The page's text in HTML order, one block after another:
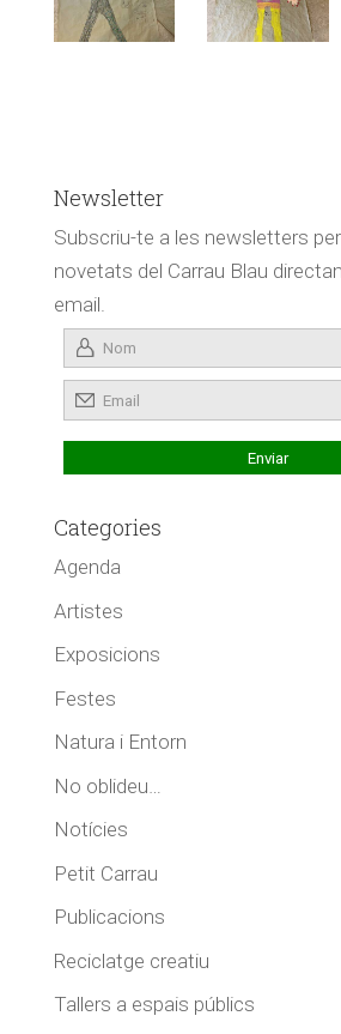
Newsletter
Subscriu-te a les newsletters
novetats del Carrau Blau
email.
Categories
Agenda
Artistes
Exposicions
Festes
Natura i Entorn
No oblideu…
Notícies
Petit Carrau
Publicacions
Reciclatge creatiu
Tallers a espais públics